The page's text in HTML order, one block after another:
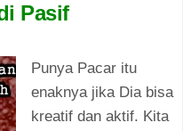
Pasif
Punya Pacar itu
enaknya jika Dia bisa
kreatif dan aktif. Kita